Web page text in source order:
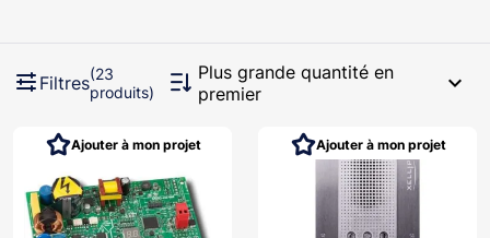
Filtres(23
produits)
Plus grande quantité en
premier
expand_more
Ajouter à mon projet Ajouter à mon projet